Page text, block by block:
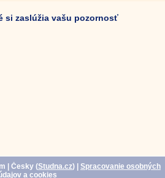
si zaslúžia vašu pozornosť
| Česky (Studna.cz)
Spracovanie osobných
a cookies